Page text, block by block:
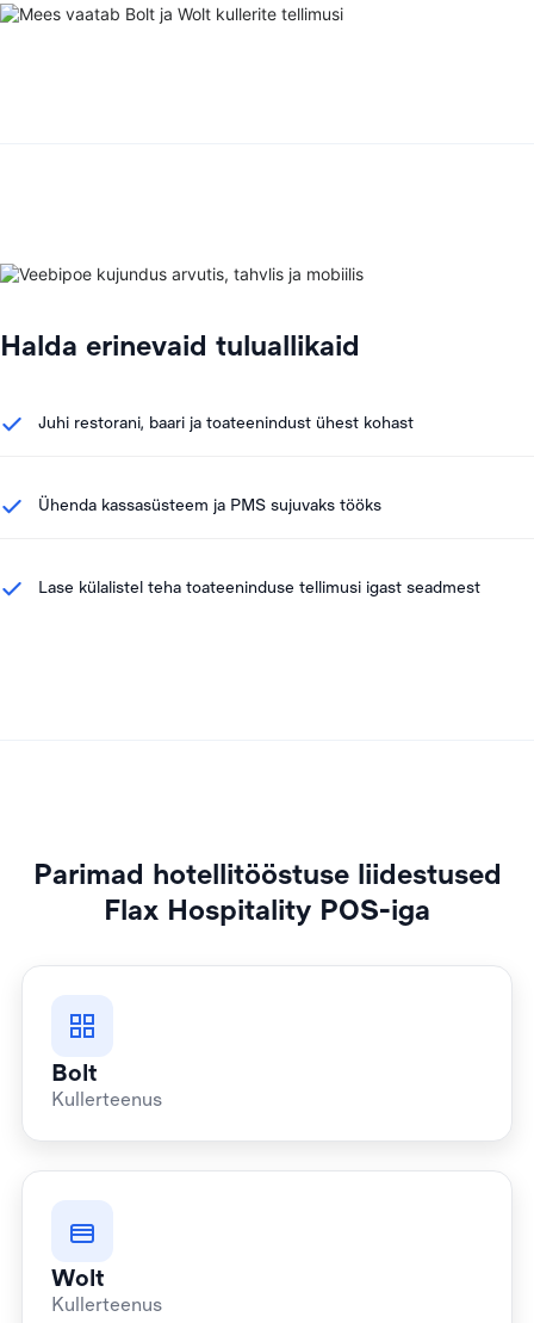
Halda erinevaid tuluallikaid
Juhi restorani, baari ja toateenindust ühest kohast
Ühenda kassasüsteem ja PMS sujuvaks tööks
Lase külalistel teha toateeninduse tellimusi igast seadmest
Parimad hotellitööstuse liidestused
Flax Hospitality POS-iga
Bolt
Kullerteenus
Wolt
Kullerteenus